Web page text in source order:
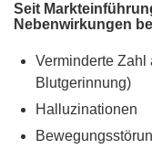
Seit
Nebenwirkungen
Verminderte Zahl
Blutgerinnung)
Halluzinationen